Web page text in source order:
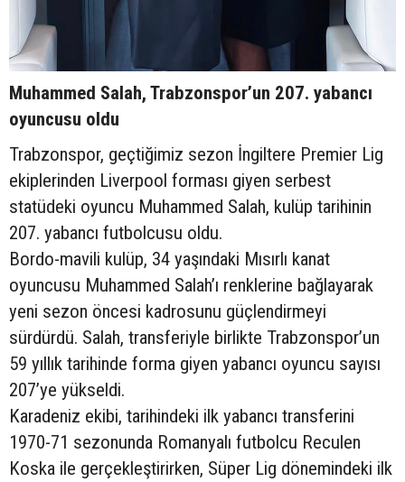
Muhammed Salah, Trabzonspor’un 207. yabancı
oyuncusu oldu
Trabzonspor, geçtiğimiz sezon İngiltere Premier Lig
ekiplerinden Liverpool forması giyen serbest
statüdeki oyuncu Muhammed Salah, kulüp tarihinin
207. yabancı futbolcusu oldu.
Bordo-mavili kulüp, 34 yaşındaki Mısırlı kanat
oyuncusu Muhammed Salah’ı renklerine bağlayarak
yeni sezon öncesi kadrosunu güçlendirmeyi
sürdürdü. Salah, transferiyle birlikte Trabzonspor’un
59 yıllık tarihinde forma giyen yabancı oyuncu sayısı
207’ye yükseldi.
Karadeniz ekibi, tarihindeki ilk yabancı transferini
1970-71 sezonunda Romanyalı futbolcu Reculen
Koska ile gerçekleştirirken, Süper Lig dönemindeki ilk